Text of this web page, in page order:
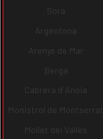
Sora
Argentona
Arenys de Mar
Berga
Cabrera d´Anoia
Monistrol de Montserrat
Mollet del Vallès